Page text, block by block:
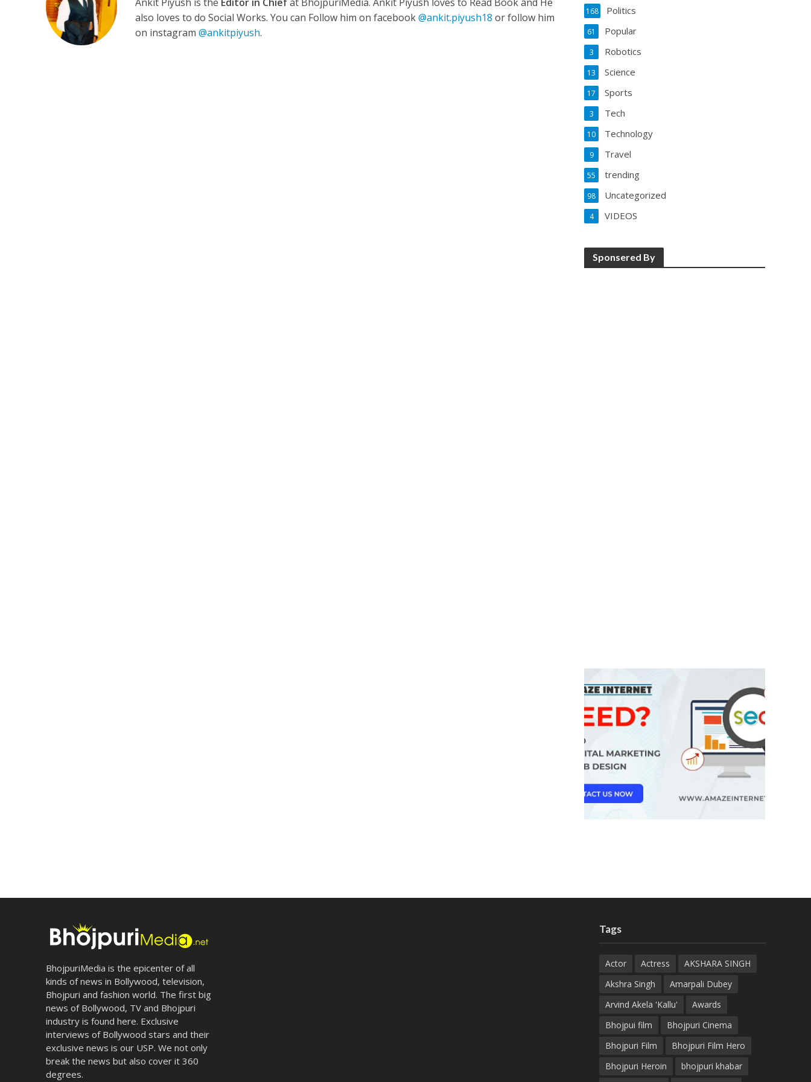
कुलदीप कुमार की “गौरी शंकर की प्रेम कहानी” ने मचाया धमाल
also loves to do Social Works. You can Follow him on facebook@ankit.piyush18 or follow him
on instagram@ankitpiyush.
Politics
168
Popular
61
Robotics
3
Science
13
Sports
17
Tech
3
Technology
10
Travel
9
trending
55
Uncategorized
98
VIDEOS
4
Sponsered By
BhojpuriMedia is the epicenter of all
kinds of news in Bollywood, television,
Bhojpuri and fashion world. The first big
news of Bollywood, TV and Bhojpuri
industry is found here. Exclusive
interviews of Bollywood stars and their
exclusive news is our USP. We not only
break the news but also cover it 360
degrees.
Tags
Actor Actress
AKSHARA SINGH
Akshra Singh
Amarpali Dubey
Arvind Akela 'Kallu'
Awards
Bhojpui film
Bhojpuri Cinema
Bhojpuri Film
Bhojpuri Film Hero
Bhojpuri Heroin
bhojpuri khabar